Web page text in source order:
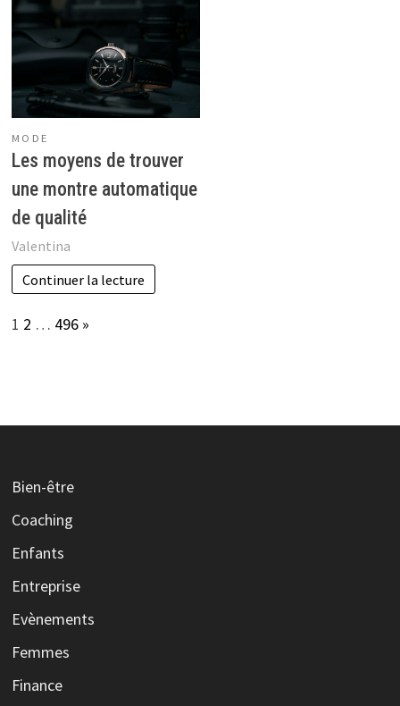
MODE
Les moyens de trouver
une montre automatique
de qualité
Valentina
Continuer la lecture
Page:
1 2 … 496 Next
»
Bien-être
Coaching
Enfants
Entreprise
Evènements
Femmes
Finance